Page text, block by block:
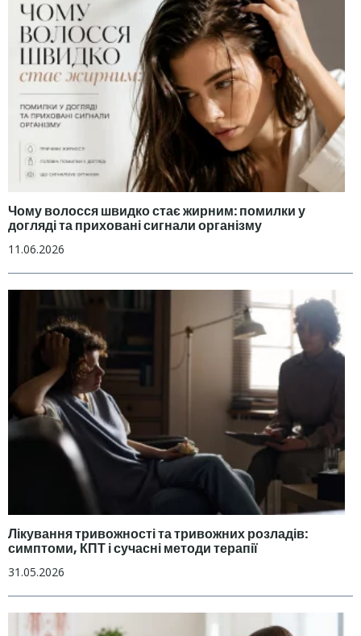
Чому волосся швидко стає жирним: помилки у
догляді та приховані сигнали організму
11.06.2026
Лікування тривожності та тривожних розладів:
симптоми, КПТ і сучасні методи терапії
31.05.2026